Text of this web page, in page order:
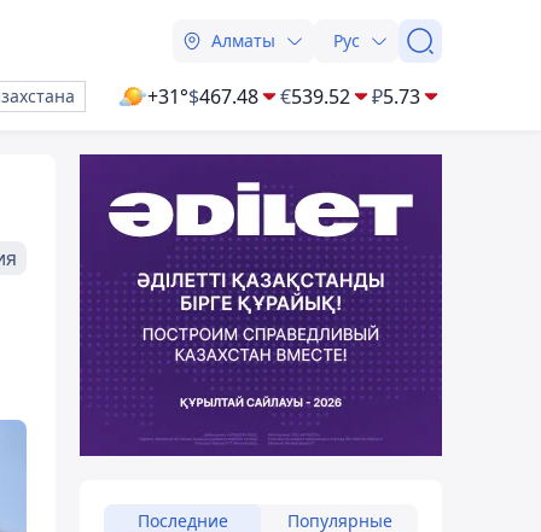
Алматы Рус
+31°$467.48 €539.52 ₽5.73
Последние Популярные